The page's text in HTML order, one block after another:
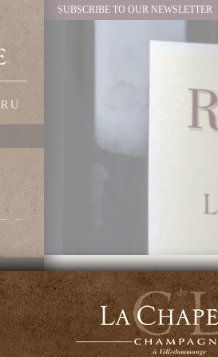
SUBSCRIBE TO OUR NEWSLETTER
Ratafia -